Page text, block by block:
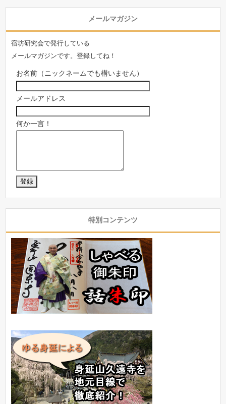
メールマガジン
宿坊研究会で発行している
メールマガジンです。登録してね！
お名前（ニックネームでも構いません）
メールアドレス
何か一言！
特別コンテンツ